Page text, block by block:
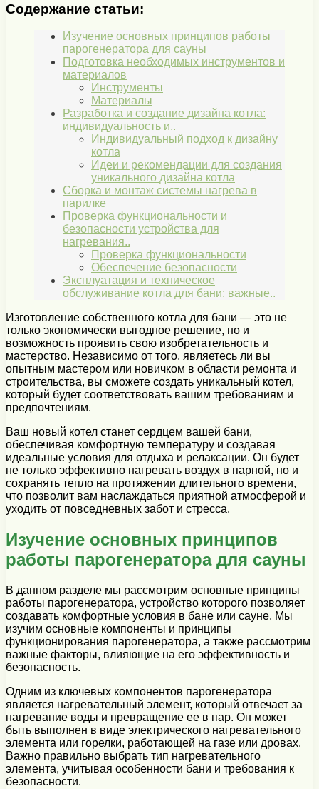
Содержание статьи:
Изучение основных принципов работы
парогенератора для сауны
Подготовка необходимых инструментов и
материалов
Инструменты
Материалы
Разработка и создание дизайна котла:
индивидуальность и..
Индивидуальный подход к дизайну
котла
Идеи и рекомендации для создания
уникального дизайна котла
Сборка и монтаж системы нагрева в
парилке
Проверка функциональности и
безопасности устройства для
нагревания..
Проверка функциональности
Обеспечение безопасности
Эксплуатация и техническое
обслуживание котла для бани: важные..
Изготовление собственного котла для бани — это не
только экономически выгодное решение, но и
возможность проявить свою изобретательность и
мастерство. Независимо от того, являетесь ли вы
опытным мастером или новичком в области ремонта и
строительства, вы сможете создать уникальный котел,
который будет соответствовать вашим требованиям и
предпочтениям.
Ваш новый котел станет сердцем вашей бани,
обеспечивая комфортную температуру и создавая
идеальные условия для отдыха и релаксации. Он будет
не только эффективно нагревать воздух в парной, но и
сохранять тепло на протяжении длительного времени,
что позволит вам наслаждаться приятной атмосферой и
уходить от повседневных забот и стресса.
Изучение основных принципов
работы парогенератора для сауны
В данном разделе мы рассмотрим основные принципы
работы парогенератора, устройство которого позволяет
создавать комфортные условия в бане или сауне. Мы
изучим основные компоненты и принципы
функционирования парогенератора, а также рассмотрим
важные факторы, влияющие на его эффективность и
безопасность.
Одним из ключевых компонентов парогенератора
является нагревательный элемент, который отвечает за
нагревание воды и превращение ее в пар. Он может
быть выполнен в виде электрического нагревательного
элемента или горелки, работающей на газе или дровах.
Важно правильно выбрать тип нагревательного
элемента, учитывая особенности бани и требования к
безопасности.